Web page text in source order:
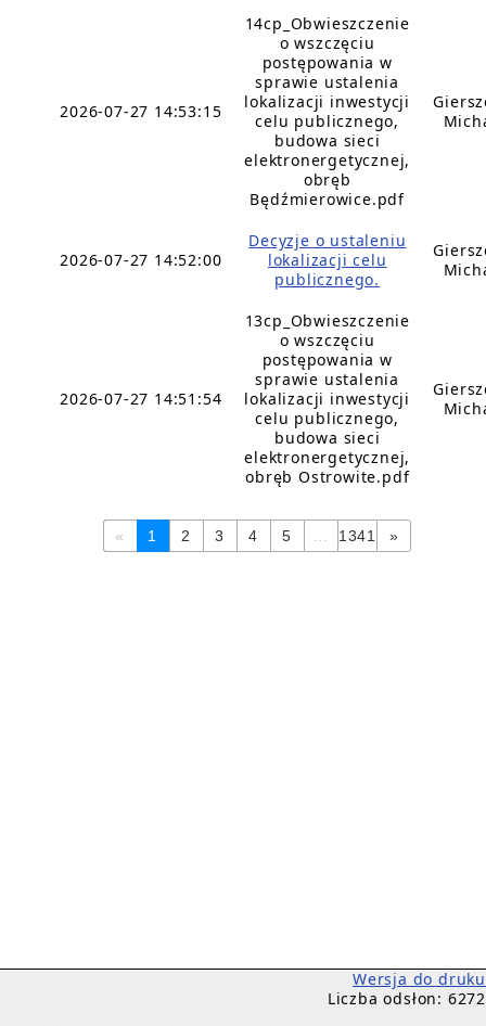
2026-07-27 14:53:15
14cp_Obwieszczenie
o wszczęciu
postępowania w
sprawie ustalenia
lokalizacji inwestycji
celu publicznego,
budowa sieci
elektronergetycznej,
obręb
Będźmierowice.pdf
2026-07-27 14:52:00
Decyzje o ustaleniu
lokalizacji celu
publicznego.
2026-07-27 14:51:54
13cp_Obwieszczenie
o wszczęciu
postępowania w
sprawie ustalenia
lokalizacji inwestycji
celu publicznego,
budowa sieci
elektronergetycznej,
obręb Ostrowite.pdf
« 1 2 3 4 5 1341 »
Wersja do druku
Liczba odsłon: 6272